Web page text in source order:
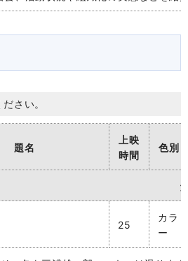
さい。
題名
上映
時間
色別
25
カラ
ー